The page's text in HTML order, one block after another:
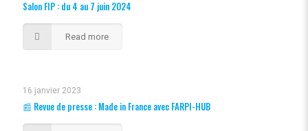
Salon FIP : du 4 au 7 juin 2024
Read more
16 janvier 2023
📰 Revue de presse : Made in France avec FARPI-HUB